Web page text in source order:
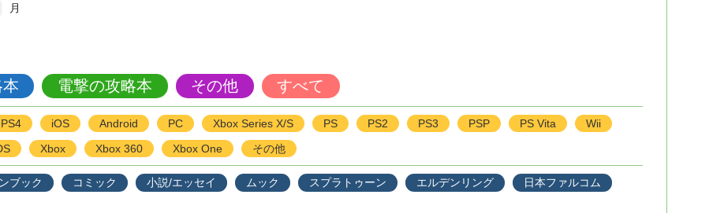
月
電撃の攻略本 その他 すべて
PS4 iOS Android PC Xbox Series X/S PS PS2 PS3 PSP PS Vita Wii
Xbox Xbox 360 Xbox One その他
ブック コミック 小説/エッセイ ムック スプラトゥーン エルデンリング 日本ファルコム